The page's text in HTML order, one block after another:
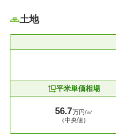
土地
平米単価相場
56.7万円/㎡
（中央値）